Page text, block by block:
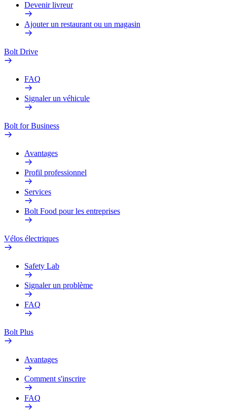
Devenir livreur
Ajouter un restaurant ou un magasin
Bolt Drive
FAQ
Signaler un véhicule
Bolt for Business
Avantages
Profil professionnel
Services
Bolt Food pour les entreprises
Vélos électriques
Safety Lab
Signaler un problème
FAQ
Bolt Plus
Avantages
Comment s'inscrire
FAQ